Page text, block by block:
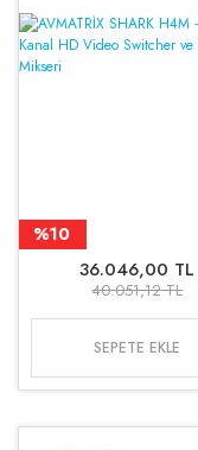
%10
36.046,00 TL
40.051,12 TL
SEPETE EKLE